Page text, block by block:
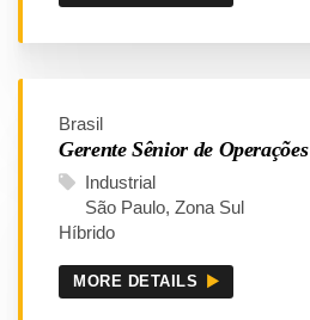
Gerente Sênior de Operações
Industrial
Brasil
São Paulo Zona Sul
Híbrido
MORE DETAILS